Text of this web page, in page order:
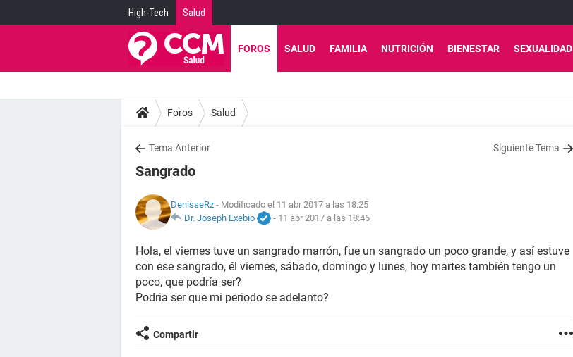
High-Tech Salud
FOROS SALUD FAMILIA NUTRICIÓN BIENESTAR SEXUALIDAD
Foros Salud
Tema Anterior Siguiente Tema
Sangrado
DenisseRz - Modificado el 11 abr 2017 a las 18:25
Dr. Joseph Exebio
- 11 abr 2017 a las 18:46
Hola, el viernes tuve un sangrado marrón, fue un sangrado un poco grande, y así estuve
con ese sangrado, él viernes, sábado, domingo y lunes, hoy martes también tengo un
poco, que podría ser?
Podria ser que mi periodo se adelanto?
Compartir